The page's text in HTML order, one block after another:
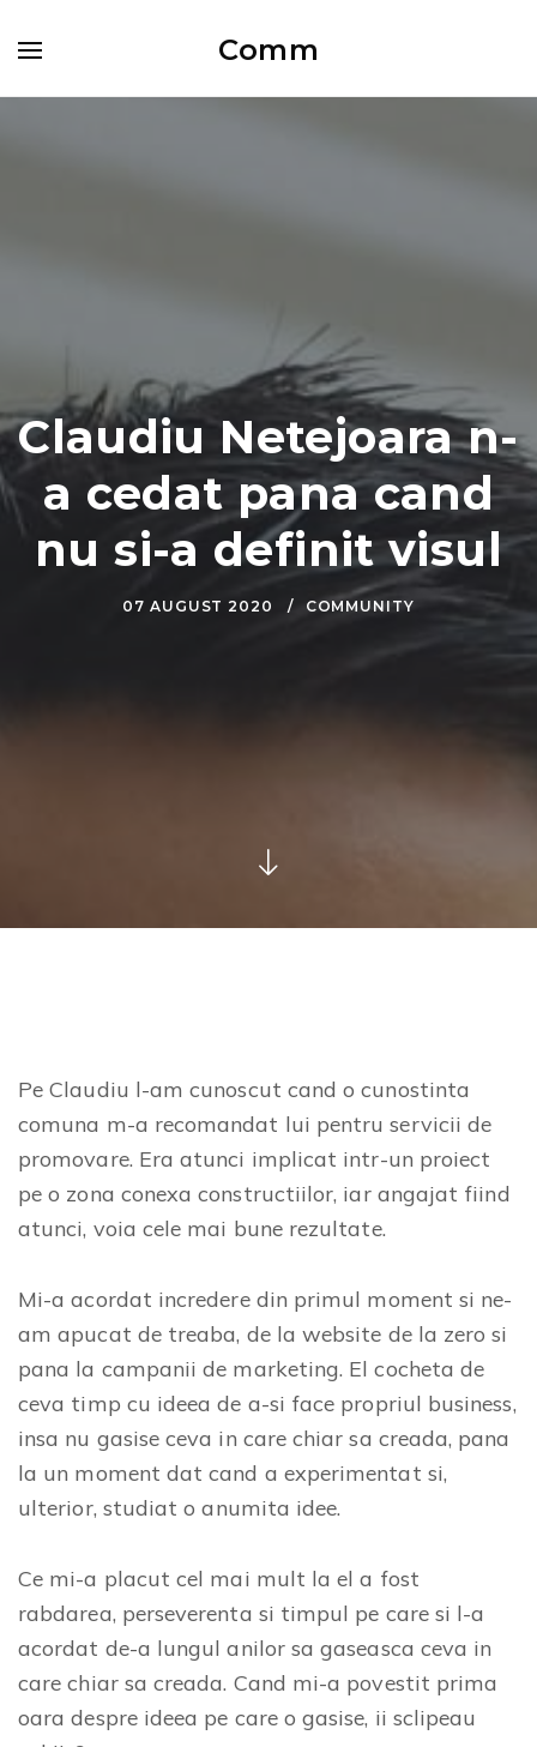
Comm
Claudiu Netejoara n-
a cedat pana cand
nu si-a definit visul
07 AUGUST 2020 COMMUNITY
Pe Claudiu l-am cunoscut cand o cunostinta
comuna m-a recomandat lui pentru servicii de
promovare. Era atunci implicat intr-un proiect
pe o zona conexa constructiilor, iar angajat fiind
atunci, voia cele mai bune rezultate.
Mi-a acordat incredere din primul moment si ne-
am apucat de treaba, de la website de la zero si
pana la campanii de marketing. El cocheta de
ceva timp cu ideea de a-si face propriul business,
insa nu gasise ceva in care chiar sa creada, pana
la un moment dat cand a experimentat si,
ulterior, studiat o anumita idee.
Ce mi-a placut cel mai mult la el a fost
rabdarea, perseverenta si timpul pe care si l-a
acordat de-a lungul anilor sa gaseasca ceva in
care chiar sa creada. Cand mi-a povestit prima
oara despre ideea pe care o gasise, ii sclipeau